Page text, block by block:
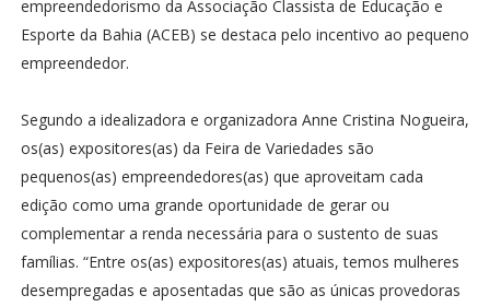
empreendedorismo da Associação Classista de Educação e
Esporte da Bahia (ACEB) se destaca pelo incentivo ao pequeno
empreendedor.
Segundo a idealizadora e organizadora Anne Cristina Nogueira,
os(as) expositores(as) da Feira de Variedades são
pequenos(as) empreendedores(as) que aproveitam cada
edição como uma grande oportunidade de gerar ou
complementar a renda necessária para o sustento de suas
famílias. “Entre os(as) expositores(as) atuais, temos mulheres
desempregadas e aposentadas que são as únicas provedoras